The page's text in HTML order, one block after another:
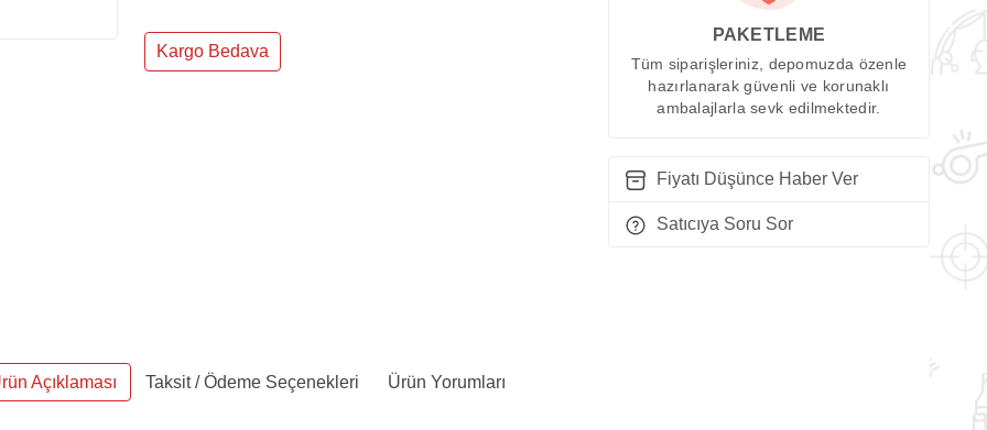
Kargo Bedava
PAKETLEME
Tüm siparişleriniz, depomuzda özenle
hazırlanarak güvenli ve korunaklı
ambalajlarla sevk edilmektedir.
Fiyatı Düşünce Haber Ver
Satıcıya Soru Sor
Açıklaması Taksit / Ödeme Seçenekleri Ürün Yorumları